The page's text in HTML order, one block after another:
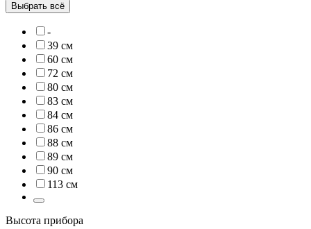
Выбрать всё
-
39 см
60 см
72 см
80 см
83 см
84 см
86 см
88 см
89 см
90 см
113 см
Высота прибора